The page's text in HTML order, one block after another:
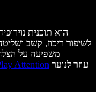
לשיפור ריכוז, קשב
משפיעה על
Attention